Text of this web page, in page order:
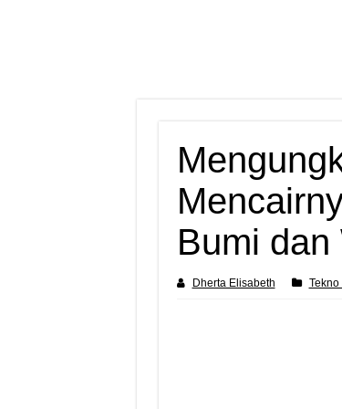
Bumi
Dherta Elisabeth Tekno